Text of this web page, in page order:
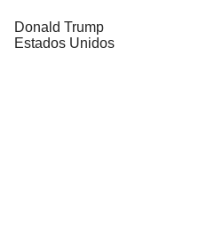
Donald Trump
Estados Unidos